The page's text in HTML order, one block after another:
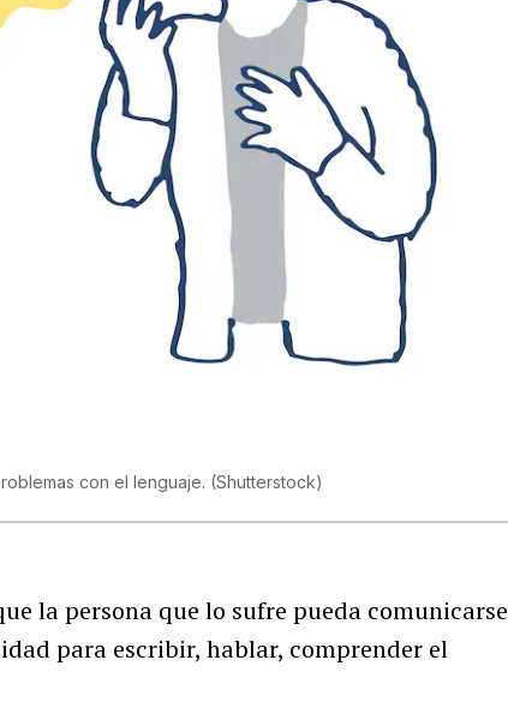
con el lenguaje. (Shutterstock)
la persona que lo sufre pueda comunicarse
para escribir, hablar, comprender el